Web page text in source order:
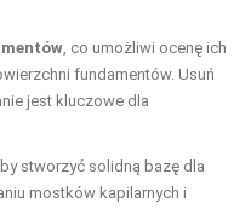
, co umożliwi ocenę ich
fundamentów. Usuń
jest kluczowe dla
stworzyć solidną bazę dla
mostków kapilarnych i